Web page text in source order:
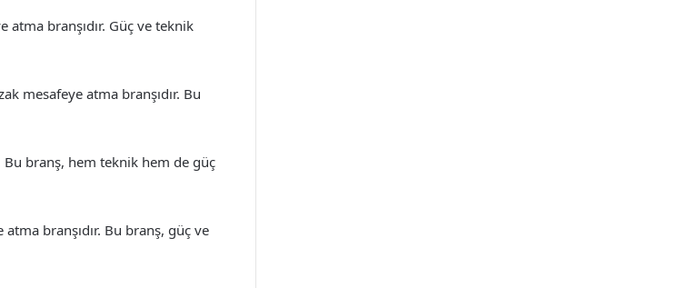
branşıdır. Güç ve teknik
mesafeye atma branşıdır. Bu
Bu branş, hem teknik hem de güç
branşıdır. Bu branş, güç ve